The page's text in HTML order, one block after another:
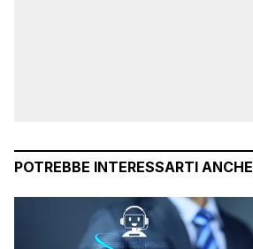
POTREBBE INTERESSARTI ANCHE